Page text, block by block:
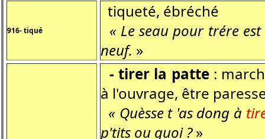
916- tiqué
tiqueté, ébréché
« Le seau pour trére
neuf. »
- tirer la patte:
à l'ouvrage, être
« Quèsse t 'as dong à
p'tits ou quoi ?»